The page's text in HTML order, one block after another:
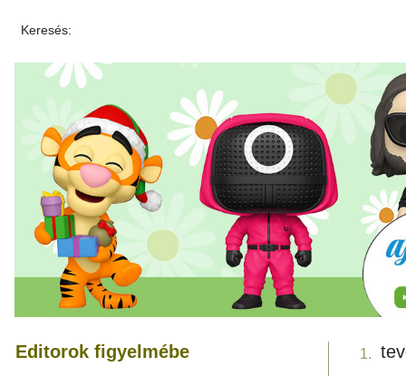
Keresés:
Editorok figyelmébe 1.